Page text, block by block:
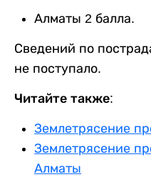
Алматы 2 балла.
Сведений по
не поступало.
Читайте также:
Землетрясение
Землетрясение
Алматы